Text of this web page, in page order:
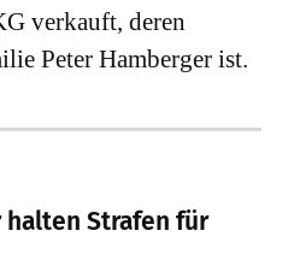
verkauft, deren
Peter Hamberger ist.
halten Strafen für